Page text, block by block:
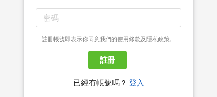
註冊帳號即表示你同意我們的使用條款及隱私政策。
註冊
已經有帳號嗎？ 登入